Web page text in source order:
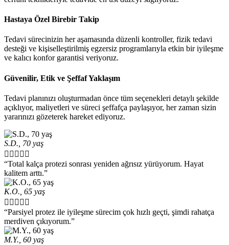
Hastaya Özel Birebir Takip
Tedavi sürecinizin her aşamasında düzenli kontroller, fizik tedavi
desteği ve kişiselleştirilmiş egzersiz programlarıyla etkin bir iyileşme
ve kalıcı konfor garantisi veriyoruz.
Güvenilir, Etik ve Şeffaf Yaklaşım
Tedavi planınızı oluşturmadan önce tüm seçenekleri detaylı şekilde
açıklıyor, maliyetleri ve süreci şeffafça paylaşıyor, her zaman sizin
yararınızı gözeterek hareket ediyoruz.
S.D., 70 yaş
    
“Total kalça protezi sonrası yeniden ağrısız yürüyorum. Hayat
kalitem arttı.”
K.O., 65 yaş
    
“Parsiyel protez ile iyileşme sürecim çok hızlı geçti, şimdi rahatça
merdiven çıkıyorum.”
M.Y., 60 yaş